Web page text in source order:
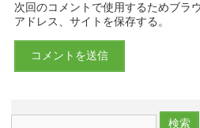
次回のコメントで使用するためブラ
アドレス、サイトを保存する。